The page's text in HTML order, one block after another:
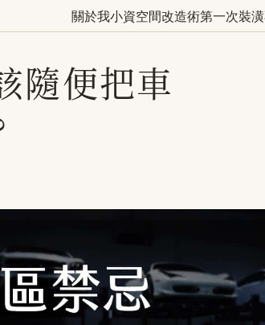
關於我小資空間改造術第一次裝
隨便把車